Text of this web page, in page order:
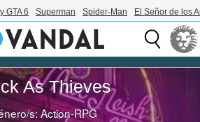
GTA 6 Superman Spider-Man El Señor de los
As Thieves
s:Action-RPG